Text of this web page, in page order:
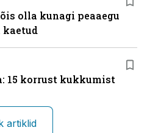
olla kunagi peaaegu
kaetud
15 korrust kukkumist
artiklid